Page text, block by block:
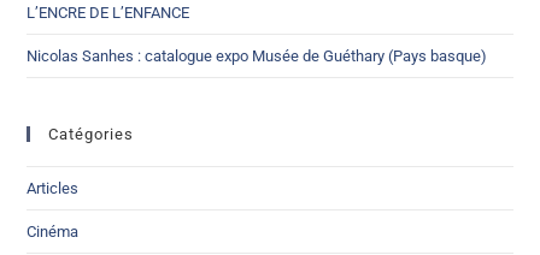
L’ENCRE DE L’ENFANCE
Nicolas Sanhes : catalogue expo Musée de Guéthary (Pays basque)
Catégories
Articles
Cinéma